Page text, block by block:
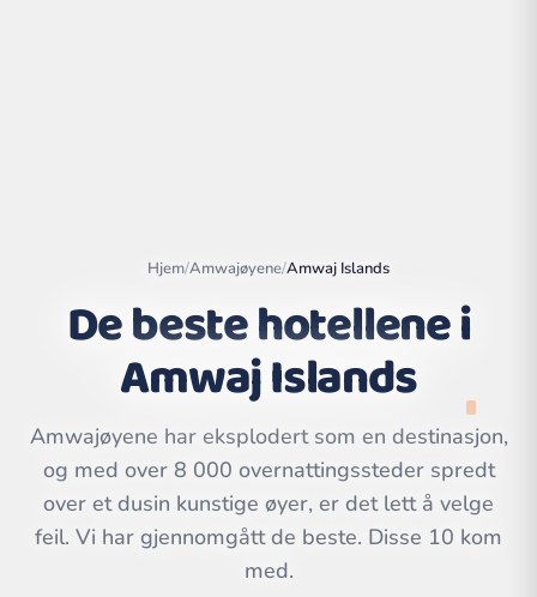
Leaflet|
OpenStreetMap
Hjem/Amwajøyene/Amwaj Islands
De beste hotellene i
Amwaj Islands
Amwajøyene har eksplodert som en destinasjon,
og med over 8 000 overnattingssteder spredt
over et dusin kunstige øyer, er det lett å velge
feil. Vi har gjennomgått de beste. Disse 10 kom
med.